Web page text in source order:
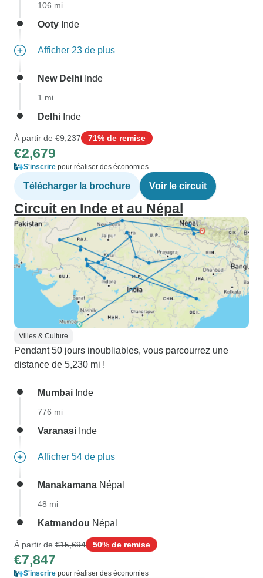
106 mi
Ooty Inde
Afficher 23 de plus
New Delhi Inde
1 mi
Delhi Inde
À partir de €9,237 71% de remise
€2,679
S'inscrire pour réaliser des économies
Télécharger la brochure Voir le circuit
Circuit en Inde et au Népal
Villes & Culture
Pendant 50 jours inoubliables, vous parcourrez une
distance de 5,230 mi !
Mumbai Inde
776 mi
Varanasi Inde
Afficher 54 de plus
Manakamana Népal
48 mi
Katmandou Népal
À partir de €15,694 50% de remise
€7,847
S'inscrire pour réaliser des économies